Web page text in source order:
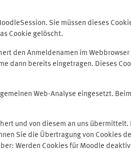
Sie müssen dieses
Cookie gelöscht.
den Anmeldenamen im
dann bereits eingetragen. Dieses
Web-Analyse eingesetzt.
und von diesem an uns
Sie die Übertragung von
Werden Cookies für Moodle